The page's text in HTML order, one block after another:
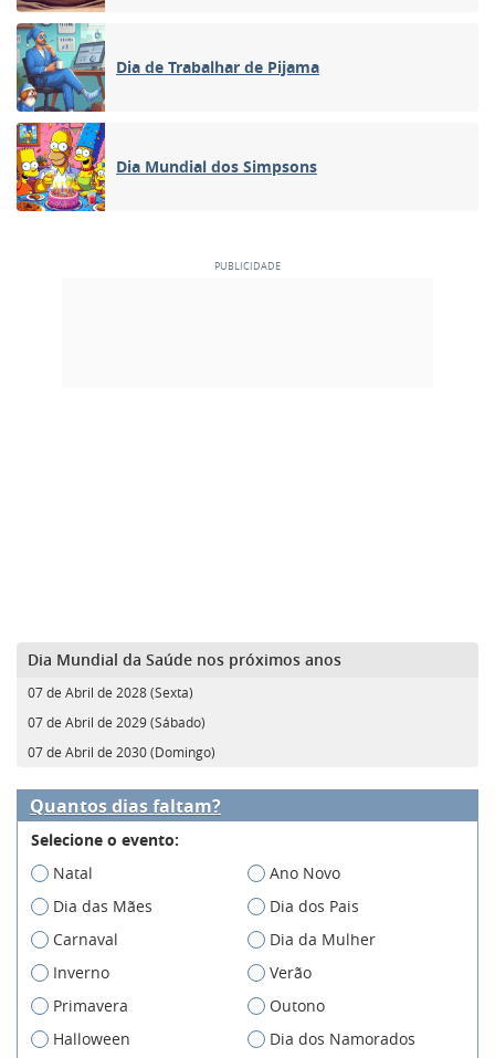
Dia de Trabalhar de Pijama
Dia Mundial dos Simpsons
Dia Mundial da Saúde nos próximos anos
07 de Abril de 2028 (Sexta)
07 de Abril de 2029 (Sábado)
07 de Abril de 2030 (Domingo)
Quantos dias faltam?
Selecione o evento:
Natal
Ano Novo
Dia das Mães
Dia dos Pais
Carnaval
Dia da Mulher
Inverno
Verão
Primavera
Outono
Halloween
Dia dos Namorados